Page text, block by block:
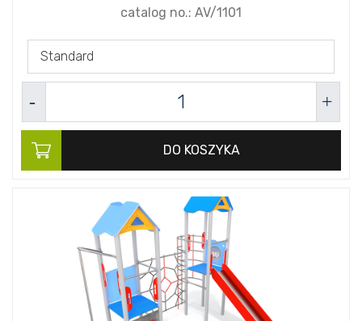
catalog no.: AV/1101
Standard
DO KOSZYKA